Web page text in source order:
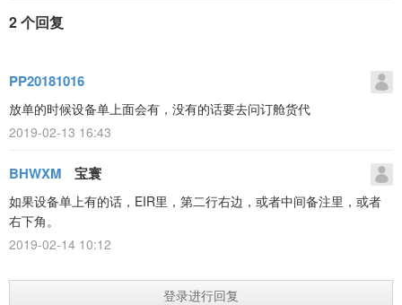
2 个回复
PP20181016
放单的时候设备单上面会有，没有的话要去问订舱货代
2019-02-13 16:43
BHWXM 宝寰
如果设备单上有的话，EIR里，第二行右边，或者中间备注里，或者
右下角。
2019-02-14 10:12
登录进行回复